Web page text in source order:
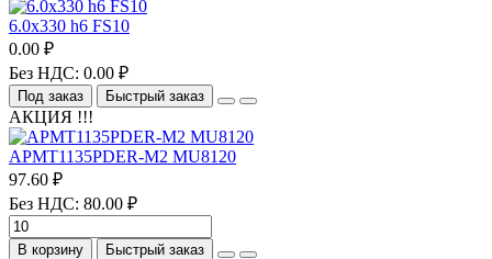
6.0х330 h6 FS10
0.00 ₽
Без НДС: 0.00 ₽
Под заказ Быстрый заказ
АКЦИЯ !!!
APMT1135PDER-M2 MU8120
97.60 ₽
Без НДС: 80.00 ₽
В корзину Быстрый заказ